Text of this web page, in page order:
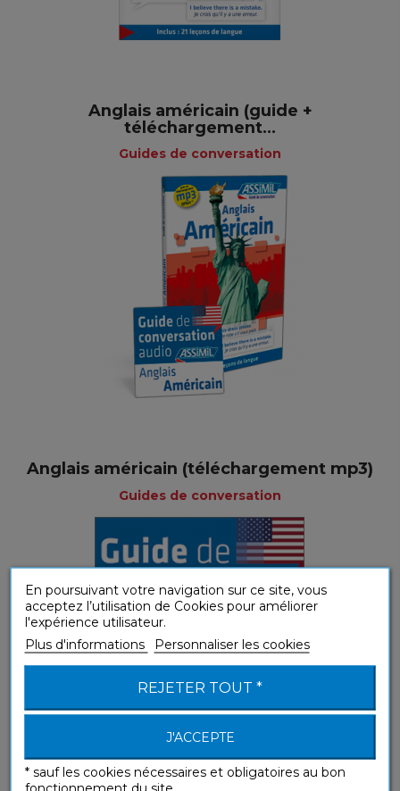
Anglais américain (guide +
téléchargement...
Guides de conversation
Anglais américain (téléchargement mp3)
Guides de conversation
En poursuivant votre navigation sur ce site, vous
acceptez l’utilisation de Cookies pour améliorer
l'expérience utilisateur.
Plus d'informations
Personnaliser les cookies
REJETER TOUT *
J'ACCEPTE
* sauf les cookies nécessaires et obligatoires au bon